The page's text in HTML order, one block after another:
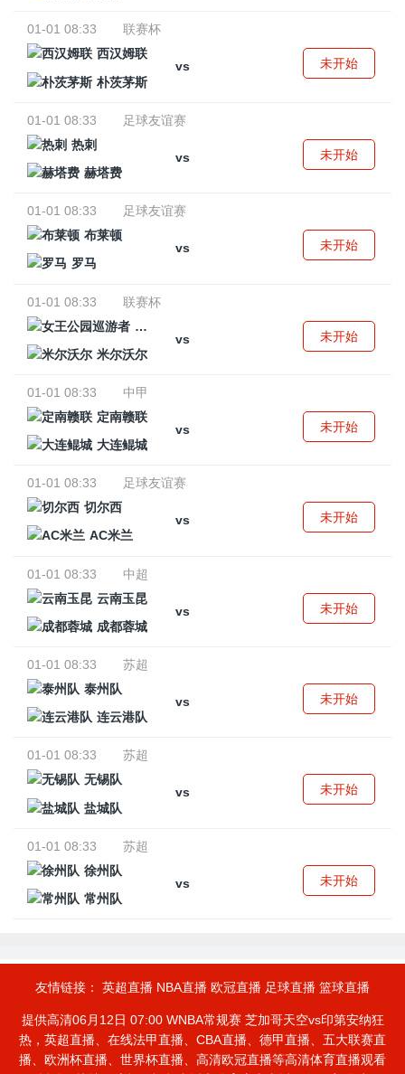
01-01 08:33
联赛杯
西汉姆联
vs
朴茨茅斯
未开始
01-01 08:33
足球友谊赛
热刺
vs
赫塔费
未开始
01-01 08:33
足球友谊赛
布莱顿
vs
罗马
未开始
01-01 08:33
联赛杯
女王公园巡游者
vs
米尔沃尔
未开始
01-01 08:33
中甲
定南赣联
vs
大连鲲城
未开始
01-01 08:33
足球友谊赛
切尔西
vs
AC米兰
未开始
01-01 08:33
中超
云南玉昆
vs
成都蓉城
未开始
01-01 08:33
苏超
泰州队
vs
连云港队
未开始
01-01 08:33
苏超
无锡队
vs
盐城队
未开始
01-01 08:33
苏超
徐州队
vs
常州队
未开始
友情链接： 英超直播 NBA直播 欧冠直播 足球直播 篮球直播
提供高清06月12日 07:00 WNBA常规赛 芝加哥天空vs印第安纳狂
热，英超直播、在线法甲直播、CBA直播、德甲直播、五大联赛直
播、欧洲杯直播、世界杯直播、高清欧冠直播等高清体育直播观看